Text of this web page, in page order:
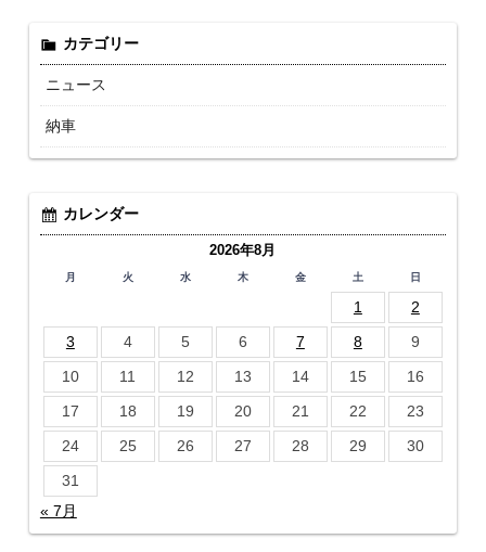
カテゴリー
ニュース
納車
カレンダー
2026年8月
月 火 水 木 金 土 日
1
2
3
4 5 6 7 8
9
10
11 12 13 14 15
16
17
18 19 20 21 22
23
24
25 26 27 28 29
30
31
« 7月